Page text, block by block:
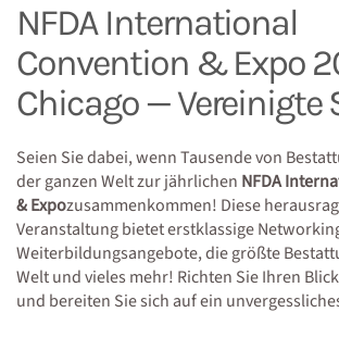
NFDA International
Convention & Expo
Chicago — Vereinigte
Seien Sie dabei, wenn Tausende von
der ganzen Welt zur jährlichen NFDA
& Expozusammenkommen! Diese
Veranstaltung bietet erstklassige
Weiterbildungsangebote, die größte
Welt und vieles mehr! Richten Sie Ihren
und bereiten Sie sich auf ein